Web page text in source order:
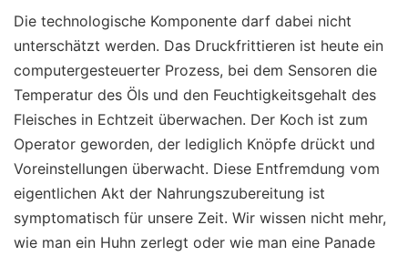
Die technologische Komponente darf dabei nicht
unterschätzt werden. Das Druckfrittieren ist heute ein
computergesteuerter Prozess, bei dem Sensoren die
Temperatur des Öls und den Feuchtigkeitsgehalt des
Fleisches in Echtzeit überwachen. Der Koch ist zum
Operator geworden, der lediglich Knöpfe drückt und
Voreinstellungen überwacht. Diese Entfremdung vom
eigentlichen Akt der Nahrungszubereitung ist
symptomatisch für unsere Zeit. Wir wissen nicht mehr,
wie man ein Huhn zerlegt oder wie man eine Panade